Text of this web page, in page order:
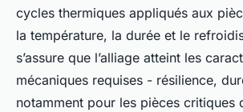
cycles thermiques appliqués aux
la température, la durée et le
s’assure que l’alliage atteint les
mécaniques requises - résilience,
notamment pour les pièces critiques